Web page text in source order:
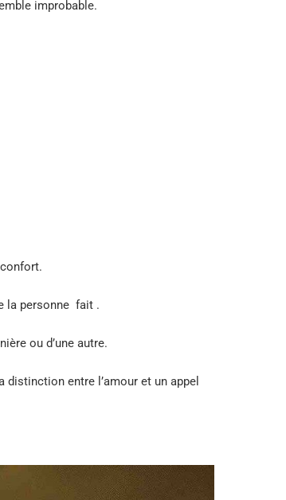
improbable.
la personne fait .
ou d’une autre.
entre l’amour et un appel